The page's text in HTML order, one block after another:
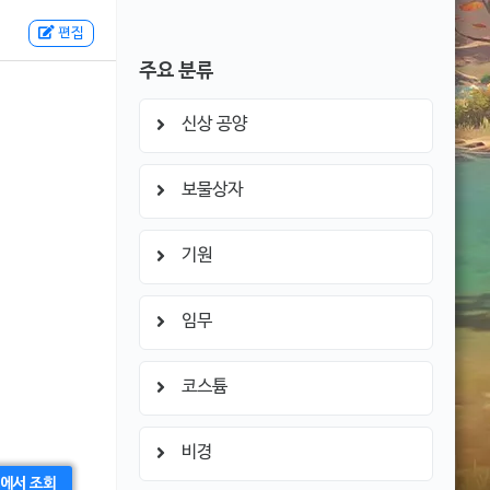
편집
서 조회
주요 분류
신상 공양
보물상자
기원
임무
코스튬
비경